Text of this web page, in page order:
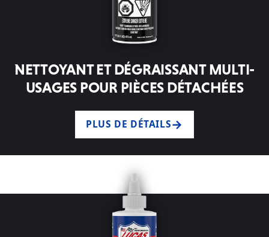
NETTOYANT ET DÉGRAISSANT MULTI-
USAGES POUR PIÈCES DÉTACHÉES
PLUS DE DÉTAILS